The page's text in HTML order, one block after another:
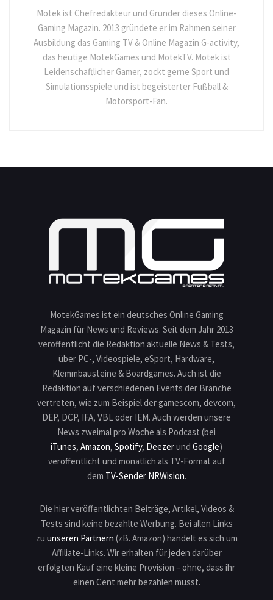
Motek ist Chefredakteur und Gründer dieses Online-
Gaming Magazin. 2013 gründete er im Rahmen seiner
Ausbildung das Gaming TV & Online Magazin G-activity,
das heutige MotekGames und MotekTV. Motek ist
Leidenschaftlicher Gamer, zockt gerne Sport und
Simulationsspiele und ist begeisterter Fußball &
Motorsport-Fan.
MotekGames ist ein deutsches Online Gaming
Magazin für News und Reviews. Seit dem Jahr 2013
veröffentlicht die Redaktion aktuelle News & Tests,
über PC-, Videospiele, eSport, Hardware,
Klemmbausteine & Boardgames. Auch ist die
Redaktion auf verschiedenen Events der Branche
vertreten, wie zum Beispiel der gamescom, devcom,
DEP, DCP, IFA, VBL oder IEM. Auch werden unsere
News zweimal pro Woche als Podcast (bei
iTunes, Amazon, Spotify, Deezerund Google)
veröffentlicht und monatlich als TV-Format auf
dem TV-Sender NRWision.
Die hier veröffentlichten Beiträge, Artikel, Videos &
Tests sind keine bezahlte Werbung. Bei allen Links
zu unseren Partnern (zB. Amazon) handelt es sich um
Affiliate-Links. Wir erhalten für jeden darüber
erfolgten Kauf eine kleine Provision – ohne, dass ihr
einen Cent mehr bezahlen müsst.